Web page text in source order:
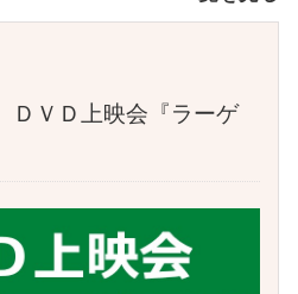
ＤＶＤ上映会『ラーゲ